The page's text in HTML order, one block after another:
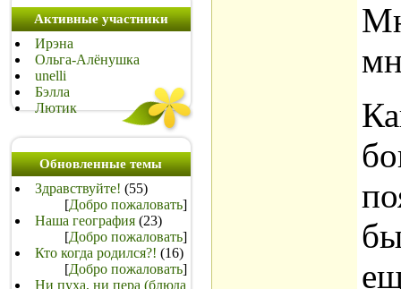
Активные участники
Ирэна
Ольга-Алёнушка
unelli
Бэлла
Лютик
Обновленные темы
Здравствуйте! (55)
[Добро пожаловать]
Наша география (23)
[Добро пожаловать]
Кто когда родился?! (16)
[Добро пожаловать]
Ни пуха, ни пера (блюда